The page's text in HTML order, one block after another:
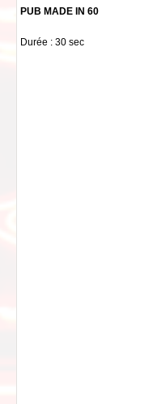
PUB MADE IN 60
Durée : 30 sec